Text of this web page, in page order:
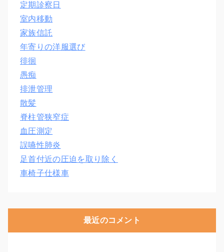
定期診察日
室内移動
家族信託
年寄りの洋服選び
徘徊
愚痴
排泄管理
散髪
脊柱管狭窄症
血圧測定
誤嚥性肺炎
足首付近の圧迫を取り除く
車椅子仕様車
最近のコメント